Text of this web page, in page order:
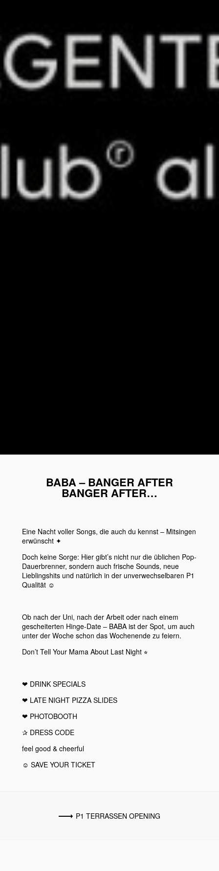
BABA – BANGER AFTER
BANGER AFTER…
Eine Nacht voller Songs, die auch du kennst – Mitsingen
erwünscht ✦
Doch keine Sorge: Hier gibt’s nicht nur die üblichen Pop-
Dauerbrenner, sondern auch frische Sounds, neue
Lieblingshits und natürlich in der unverwechselbaren P1
Qualität ☺︎
Ob nach der Uni, nach der Arbeit oder nach einem
gescheiterten Hinge-Date – BABA ist der Spot, um auch
unter der Woche schon das Wochenende zu feiern.
Don’t Tell Your Mama About Last Night ⭐︎
❤︎ DRINK SPECIALS
❤︎ LATE NIGHT PIZZA SLIDES
❤︎ PHOTOBOOTH
✰ DRESS CODE
feel good & cheerful
☺ SAVE YOUR TICKET
P1 TERRASSEN OPENING